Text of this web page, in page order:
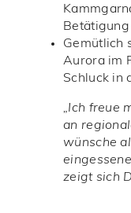
Betätigung
Gemütlich
Aurora im
Schluck in
„Ich freue
an
wünsche
zeigt sich